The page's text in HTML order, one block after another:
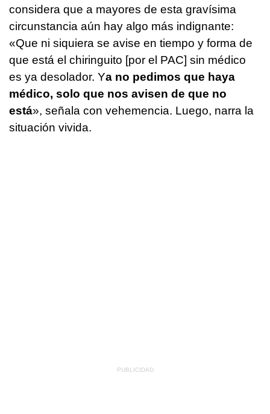
considera que a mayores de esta gravísima
circunstancia aún hay algo más indignante:
«Que ni siquiera se avise en tiempo y forma de
que está el chiringuito [por el PAC] sin médico
es ya desolador. Ya no pedimos que haya
médico, solo que nos avisen de que no
está», señala con vehemencia. Luego, narra la
situación vivida.